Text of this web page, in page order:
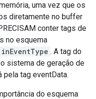
uma vez que os
diretamente no buffer
conter tags de
no esquema
inEventType . A tag do
sistema de geração de
tag eventData.
do esquema